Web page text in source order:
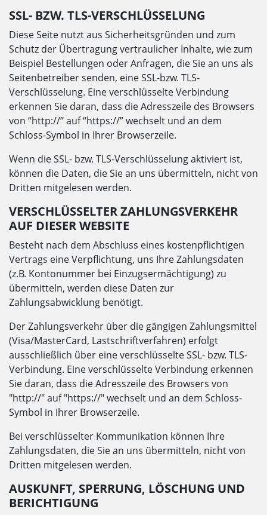
SSL- BZW. TLS-VERSCHLÜSSELUNG
Diese Seite nutzt aus Sicherheitsgründen und zum
Schutz der Übertragung vertraulicher Inhalte, wie zum
Beispiel Bestellungen oder Anfragen, die Sie an uns als
Seitenbetreiber senden, eine SSL-bzw. TLS-
Verschlüsselung. Eine verschlüsselte Verbindung
erkennen Sie daran, dass die Adresszeile des Browsers
von “http://” auf “https://” wechselt und an dem
Schloss-Symbol in Ihrer Browserzeile.
Wenn die SSL- bzw. TLS-Verschlüsselung aktiviert ist,
können die Daten, die Sie an uns übermitteln, nicht von
Dritten mitgelesen werden.
VERSCHLÜSSELTER ZAHLUNGSVERKEHR
AUF DIESER WEBSITE
Besteht nach dem Abschluss eines kostenpflichtigen
Vertrags eine Verpflichtung, uns Ihre Zahlungsdaten
(z.B. Kontonummer bei Einzugsermächtigung) zu
übermitteln, werden diese Daten zur
Zahlungsabwicklung benötigt.
Der Zahlungsverkehr über die gängigen Zahlungsmittel
(Visa/MasterCard, Lastschriftverfahren) erfolgt
ausschließlich über eine verschlüsselte SSL- bzw. TLS-
Verbindung. Eine verschlüsselte Verbindung erkennen
Sie daran, dass die Adresszeile des Browsers von
"http://" auf "https://" wechselt und an dem Schloss-
Symbol in Ihrer Browserzeile.
Bei verschlüsselter Kommunikation können Ihre
Zahlungsdaten, die Sie an uns übermitteln, nicht von
Dritten mitgelesen werden.
AUSKUNFT, SPERRUNG, LÖSCHUNG UND
BERICHTIGUNG